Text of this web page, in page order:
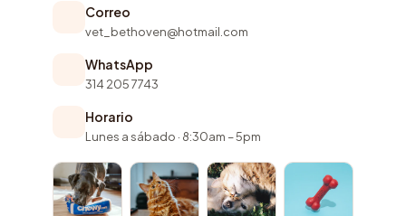
Correo
vet_bethoven@hotmail.com
WhatsApp
314 205 7743
Horario
Lunes a sábado · 8:30am – 5pm